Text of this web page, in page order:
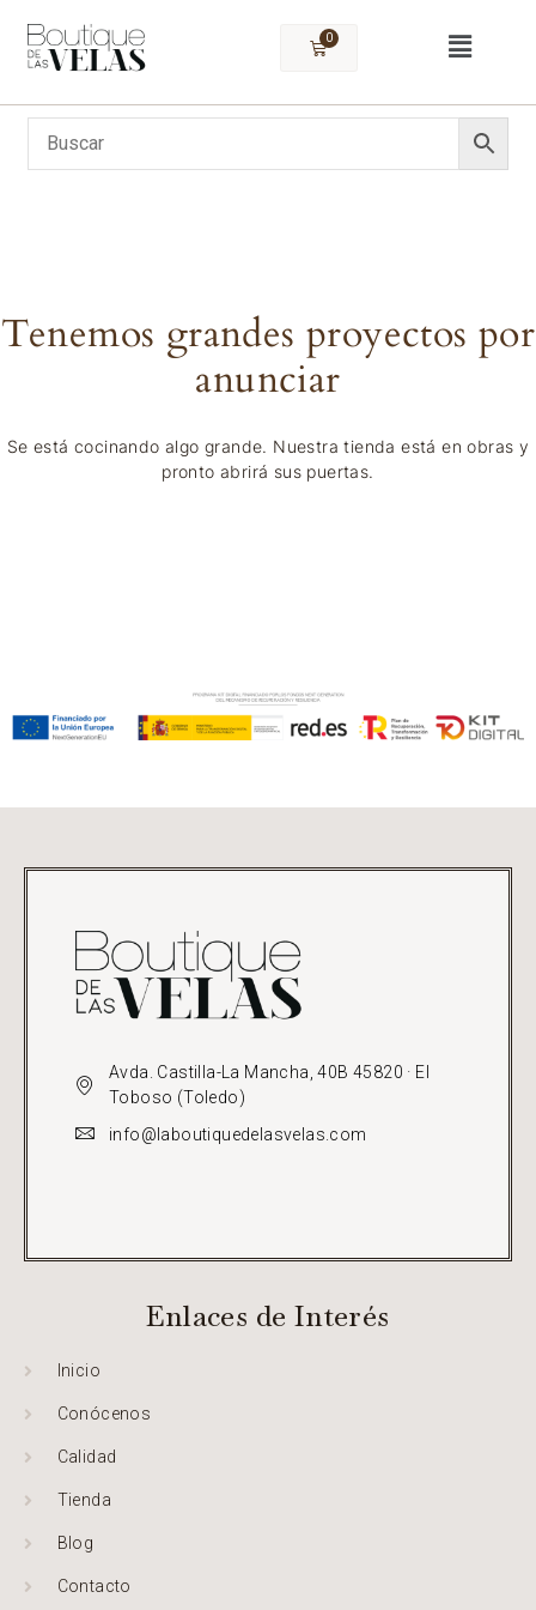
0
Tenemos grandes proyectos por
anunciar
Se está cocinando algo grande. Nuestra tienda está en obras y
pronto abrirá sus puertas.
Avda. Castilla-La Mancha, 40B 45820 · El
Toboso (Toledo)
info@laboutiquedelasvelas.com
Enlaces de Interés
Inicio
Conócenos
Calidad
Tienda
Blog
Contacto